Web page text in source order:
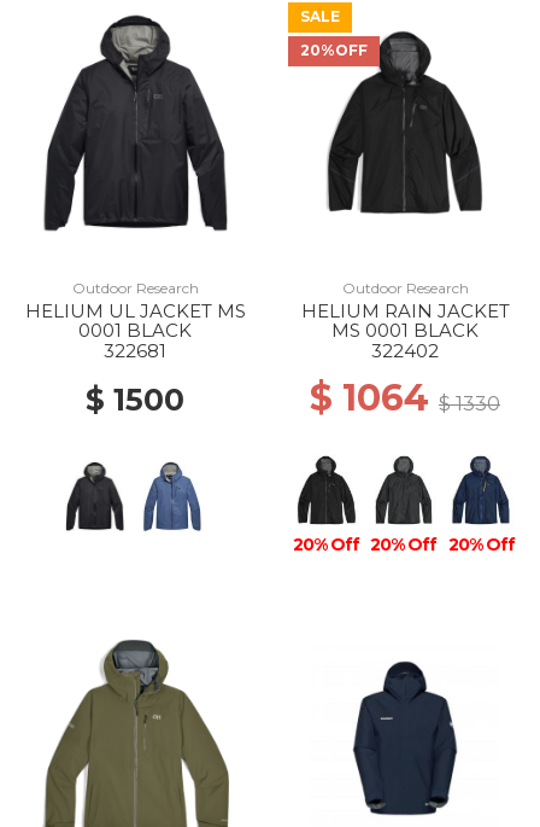
Outdoor Research
HELIUM UL JACKET MS
0001 BLACK
322681
$ 1500
SALE
20%OFF
Outdoor Research
HELIUM RAIN JACKET
MS 0001 BLACK
322402
$ 1064 $ 1330
20% Off 20% Off 20% Off